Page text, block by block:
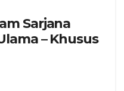
Sarjana
– Khusus